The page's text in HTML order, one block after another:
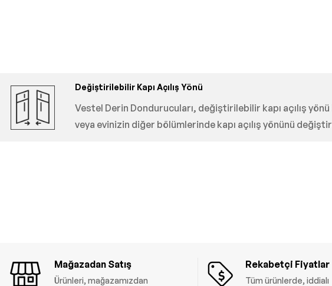
Değiştirilebilir Kapı Açılış Yönü
Vestel Derin Dondurucuları, değiştirilebilir kapı açılış
veya evinizin diğer bölümlerinde kapı açılış yönünü
Mağazadan Satış
Ürünleri, mağazamızdan
Rekabetçi Fiyatlar
Tüm ürünlerde, iddialı